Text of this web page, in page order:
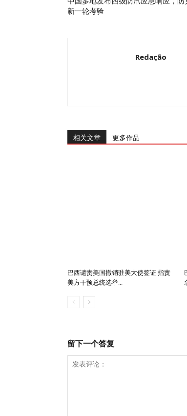
新一轮考验
Redação
相关文章 更多作品
巴西谴责美国撤销驻美大使签证 指责
美方干预总统选举...
留下一个答复